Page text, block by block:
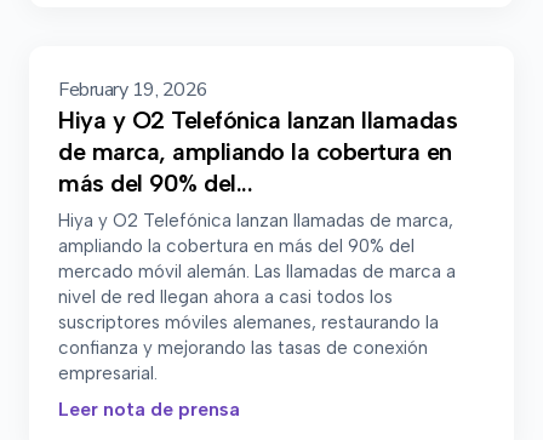
February 19, 2026
Hiya y O2 Telefónica lanzan llamadas
de marca, ampliando la cobertura en
más del 90% del...
Hiya y O2 Telefónica lanzan llamadas de marca,
ampliando la cobertura en más del 90% del
mercado móvil alemán. Las llamadas de marca a
nivel de red llegan ahora a casi todos los
suscriptores móviles alemanes, restaurando la
confianza y mejorando las tasas de conexión
empresarial.
Leer nota de prensa